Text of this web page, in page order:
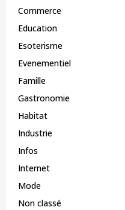
Commerce
Education
Esoterisme
Evenementiel
Famille
Gastronomie
Habitat
Industrie
Infos
Internet
Mode
Non classé